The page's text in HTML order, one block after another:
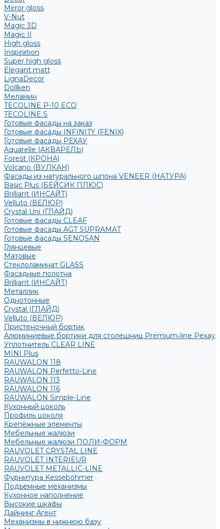
Mirror gloss
V-Nut
Magic 3D
Magic II
High gloss
Inspiration
Super high gloss
Elegant matt
LignaDecor
Döllken
Меламин
TECOLINE P-10 ECO
TECOLINE S
Готовые фасады на заказ
Готовые фасады INFINITY (FENIX)
Готовые фасады РЕХАУ
Aquarelle (АКВАРЕЛЬ)
Forest (КРОНА)
Volcano (ВУЛКАН)
Фасады из натурального шпона VENEER (НАТУРА)
Basic Plus (БЕЙСИК ПЛЮС)
Brilliant (ИНСАЙТ)
Velluto (ВЕЛЮР)
Crystal Uni (ГЛАЙД)
Готовые фасады CLEAF
Готовые фасады AGT SUPRAMAT
Готовые фасады SENOSAN
Глянцевые
Матовые
Стеклоламинат GLASS
Фасадные полотна
Brilliant (ИНСАЙТ)
Металлик
Однотонные
Crystal (ГЛАЙД)
Velluto (ВЕЛЮР)
Пристеночный бортик
Алюминиевые бортики для столешниц Premium‑line Рехау
Уплотнитель CLEAR LINE
MINI Plus
RAUWALON 118
RAUWALON Perfetto-Line
RAUWALON 113
RAUWALON 116
RAUWALON Simple-Line
Кухонный цоколь
Профиль цоколя
Крепёжные элементы
Мебельные жалюзи
Мебельные жалюзи ПОЛИ-ФОРМ
RAUVOLET CRYSTAL LINE
RAUVOLET INTERIEUR
RAUVOLET METALLIC-LINE
Фурнитура Kesseböhmer
Подъемные механизмы
Кухонное наполнение
Высокие шкафы
Дайнинг Агент
Механизмы в нижнюю базу